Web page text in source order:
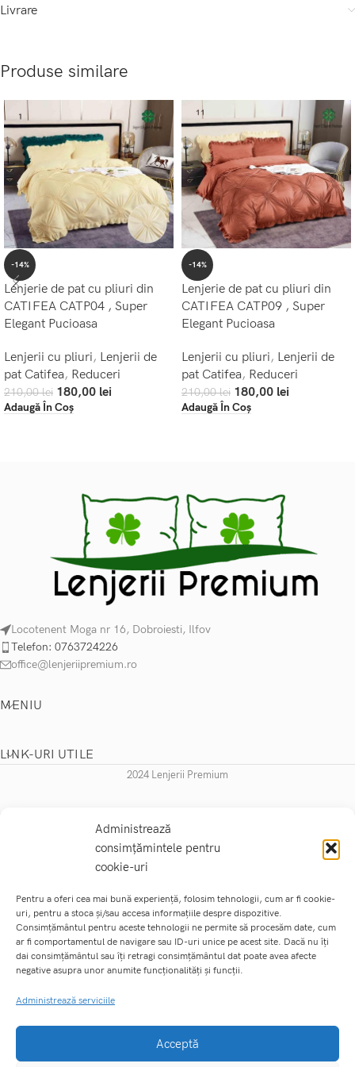
Administrează
consimțămintele pentru
cookie-uri
Pentru a oferi cea mai bună experiență, folosim tehnologii, cum ar fi cookie-
uri, pentru a stoca și/sau accesa informațiile despre dispozitive.
Consimțământul pentru aceste tehnologii ne permite să procesăm date, cum
ar fi comportamentul de navigare sau ID-uri unice pe acest site. Dacă nu îți
dai consimțământul sau îți retragi consimțământul dat poate avea afecte
negative asupra unor anumite funcționalități și funcții.
Administrează serviciile
Acceptă
Livrare
Produse similare
-14%
Lenjerie de pat cu pliuri din
CATIFEA CATP04 , Super
Elegant Pucioasa
Lenjerii cu pliuri, Lenjerii de
pat Catifea, Reduceri
210,00lei 180,00 lei
Adaugă În Coș
-14%
Lenjerie de pat cu pliuri din
CATIFEA CATP09 , Super
Elegant Pucioasa
Lenjerii cu pliuri, Lenjerii de
pat Catifea, Reduceri
210,00lei 180,00 lei
Adaugă În Coș
Locotenent Moga nr 16, Dobroiesti, Ilfov
Telefon: 0763724226
office@lenjeriipremium.ro
MENIU
LINK-URI UTILE
2024 Lenjerii Premium